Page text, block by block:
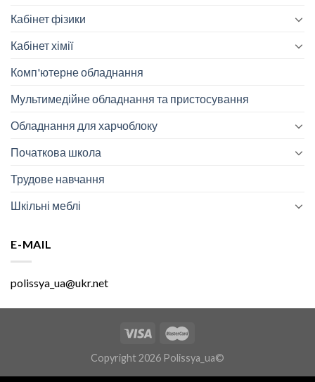
Кабінет фізики
Кабінет хімії
Комп'ютерне обладнання
Мультимедійне обладнання та пристосування
Обладнання для харчоблоку
Початкова школа
Трудове навчання
Шкільні меблі
E-MAIL
polissya_ua@ukr.net
Copyright 2026 Polissya_ua©